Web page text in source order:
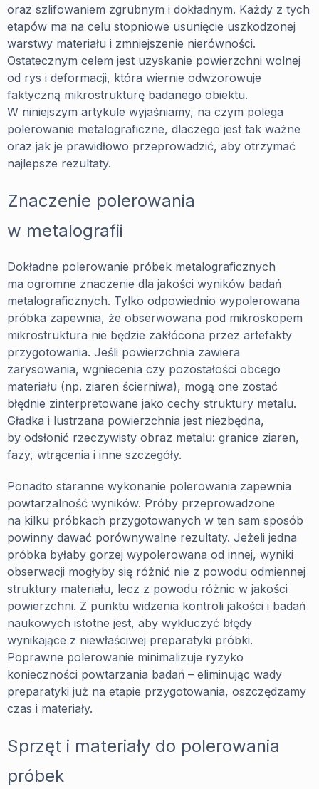
oraz szlifowaniem zgrubnym i dokładnym. Każdy z tych
etapów ma na celu stopniowe usunięcie uszkodzonej
warstwy materiału i zmniejszenie nierówności.
Ostatecznym celem jest uzyskanie powierzchni wolnej
od rys i deformacji, która wiernie odwzorowuje
faktyczną mikrostrukturę badanego obiektu.
W niniejszym artykule wyjaśniamy, na czym polega
polerowanie metalograficzne, dlaczego jest tak ważne
oraz jak je prawidłowo przeprowadzić, aby otrzymać
najlepsze rezultaty.
Znaczenie polerowania
w metalografii
Dokładne polerowanie próbek metalograficznych
ma ogromne znaczenie dla jakości wyników badań
metalograficznych. Tylko odpowiednio wypolerowana
próbka zapewnia, że obserwowana pod mikroskopem
mikrostruktura nie będzie zakłócona przez artefakty
przygotowania. Jeśli powierzchnia zawiera
zarysowania, wgniecenia czy pozostałości obcego
materiału (np. ziaren ścierniwa), mogą one zostać
błędnie zinterpretowane jako cechy struktury metalu.
Gładka i lustrzana powierzchnia jest niezbędna,
by odsłonić rzeczywisty obraz metalu: granice ziaren,
fazy, wtrącenia i inne szczegóły.
Ponadto staranne wykonanie polerowania zapewnia
powtarzalność wyników. Próby przeprowadzone
na kilku próbkach przygotowanych w ten sam sposób
powinny dawać porównywalne rezultaty. Jeżeli jedna
próbka byłaby gorzej wypolerowana od innej, wyniki
obserwacji mogłyby się różnić nie z powodu odmiennej
struktury materiału, lecz z powodu różnic w jakości
powierzchni. Z punktu widzenia kontroli jakości i badań
naukowych istotne jest, aby wykluczyć błędy
wynikające z niewłaściwej preparatyki próbki.
Poprawne polerowanie minimalizuje ryzyko
konieczności powtarzania badań – eliminując wady
preparatyki już na etapie przygotowania, oszczędzamy
czas i materiały.
Sprzęt i materiały do polerowania
próbek